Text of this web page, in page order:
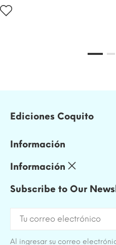
Ediciones Coquito
Información
Información
Subscribe to Our
Al ingresar su correo